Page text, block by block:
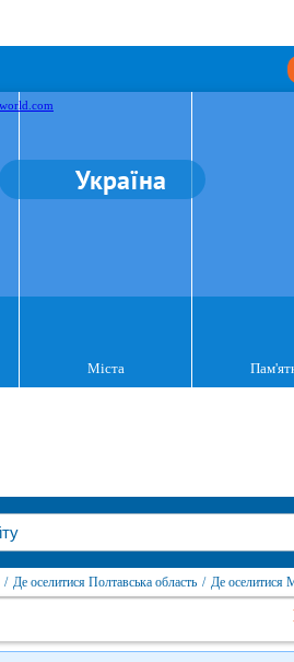
Україна
Міста
/ Де оселитися Полтавська область / Де оселитися